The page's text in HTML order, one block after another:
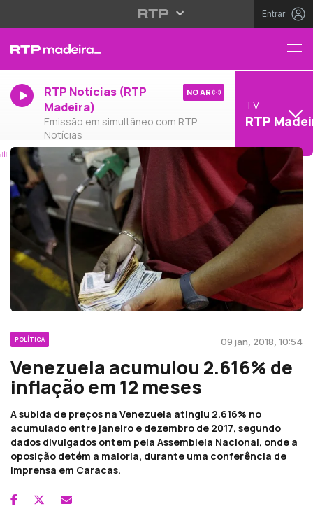
Entrar
RTP Notícias (RTP
Madeira)
Emissão em simultâneo com RTP
Notícias
NO AR
TV
RTP
POLÍTICA 09 jan, 2018, 10:54
Venezuela acumulou 2.616% de
inflação em 12 meses
A subida de preços na Venezuela atingiu 2.616% no
acumulado entre janeiro e dezembro de 2017, segundo
dados divulgados ontem pela Assembleia Nacional, onde a
oposição detém a maioria, durante uma conferência de
imprensa em Caracas.